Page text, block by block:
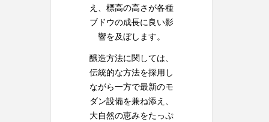
え、標高の高さが各種
ブドウの成長に良い影
響を及ぼします。
醸造方法に関しては、
伝統的な方法を採用し
ながら一方で最新のモ
ダン設備を兼ね添え、
大自然の恵みをたっぷ